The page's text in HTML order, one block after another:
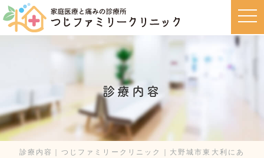
診療内容
診療内容｜つじファミリークリニック｜大野城市東大利にあ
t
o